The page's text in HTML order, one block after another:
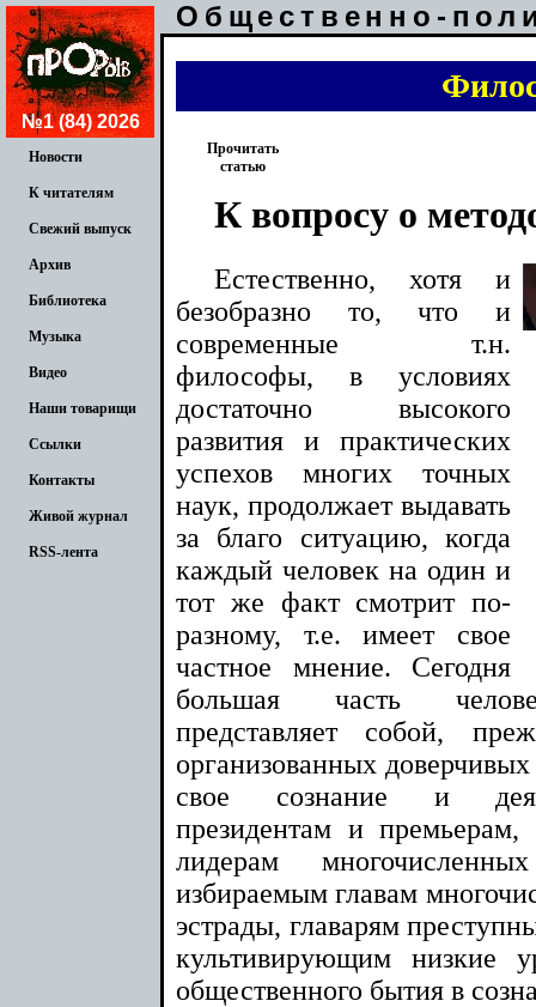
Общественно-
Прочитать
статью
К вопросу о
Естественно, хотя и
безобразно то, что и
современные т.н.
философы, в условиях
достаточно высокого
развития и практических
успехов многих точных
наук, продолжает выдавать
за благо ситуацию, когда
каждый человек на один и
тот же факт смотрит по-
разному, т.е. имеет свое
частное мнение. Сегодня
большая часть
представляет собой,
организованных
свое сознание и
президентам и премьерам,
лидерам
избираемым главам
эстрады, главарям
культивирующим низкие
общественного бытия в
№1 (84) 2026
Новости
К читателям
Свежий выпуск
Архив
Библиотека
Музыка
Видео
Наши товарищи
Ссылки
Контакты
Живой журнал
RSS-лента